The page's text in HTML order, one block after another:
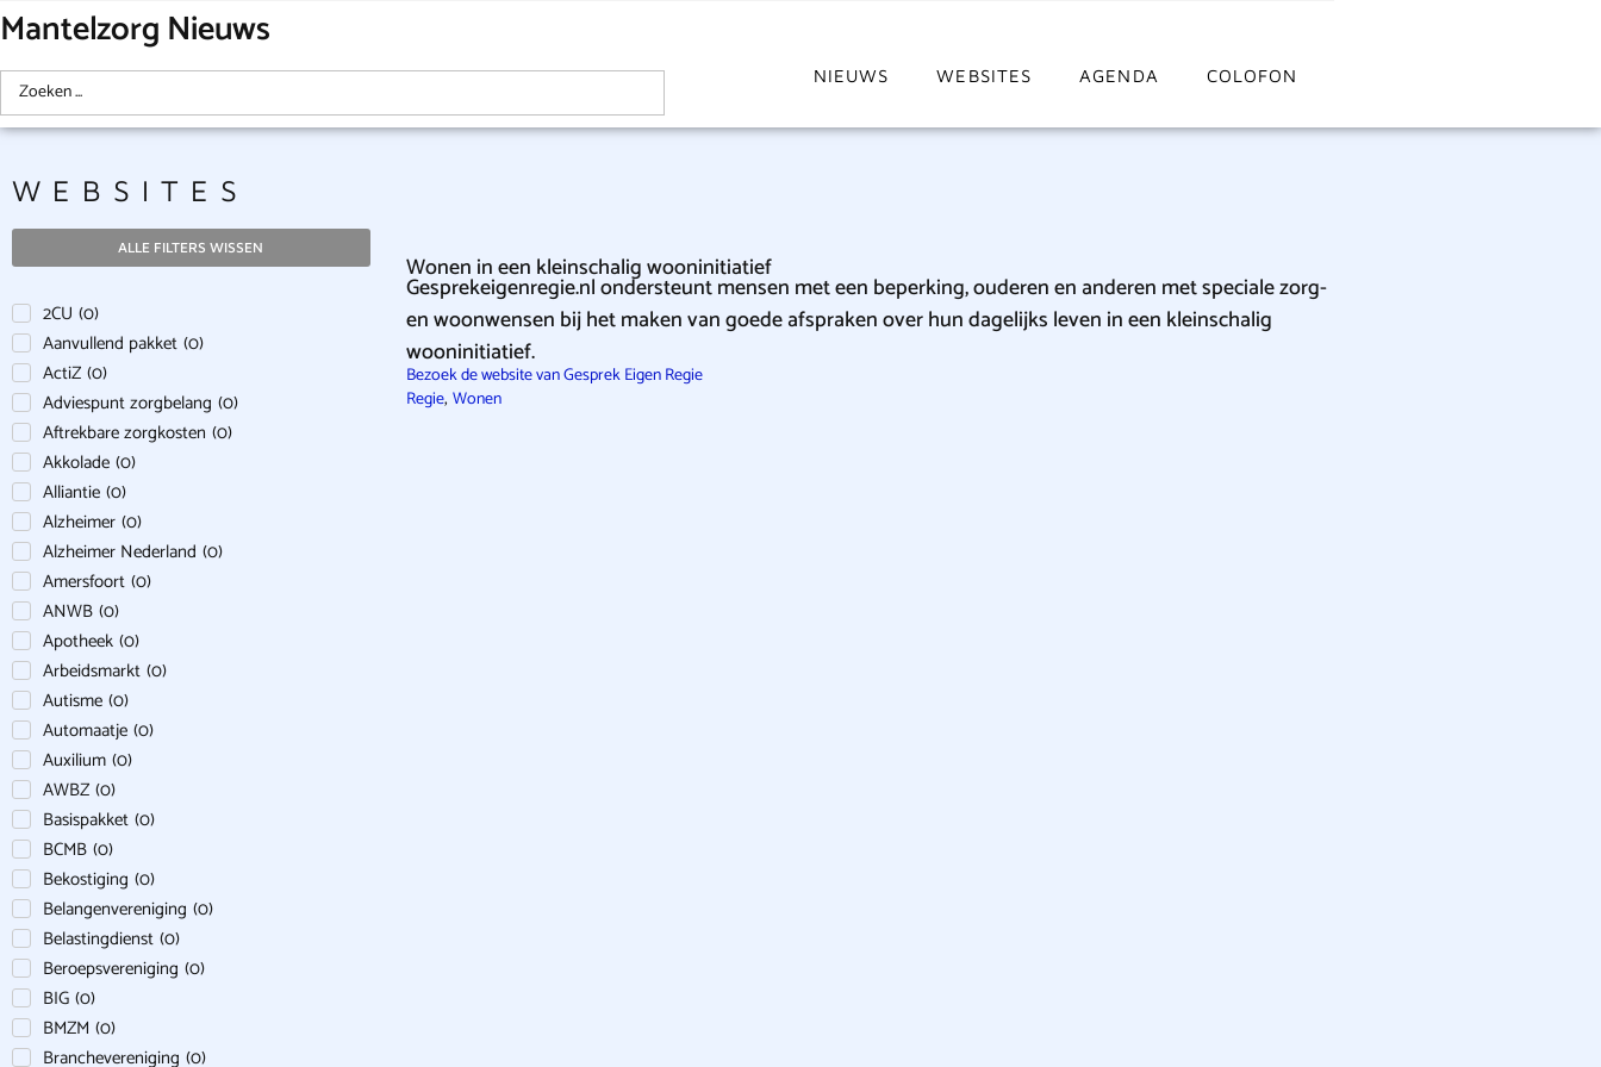
Mantelzorg Nieuws
NIEUWS WEBSITES AGENDA COLOFON
WEBSITES
ALLE FILTERS WISSEN
2CU (0)
Aanvullend pakket (0)
ActiZ (0)
Adviespunt zorgbelang (0)
Aftrekbare zorgkosten (0)
Akkolade (0)
Alliantie (0)
Alzheimer (0)
Alzheimer Nederland (0)
Amersfoort (0)
ANWB (0)
Apotheek (0)
Arbeidsmarkt (0)
Autisme (0)
Automaatje (0)
Auxilium (0)
AWBZ (0)
Basispakket (0)
BCMB (0)
Bekostiging (0)
Belangenvereniging (0)
Belastingdienst (0)
Beroepsvereniging (0)
BIG (0)
BMZM (0)
Branchevereniging (0)
Wonen in een kleinschalig wooninitiatief
Gesprekeigenregie.nl ondersteunt mensen met een beperking, ouderen en anderen met speciale zorg-
en woonwensen bij het maken van goede afspraken over hun dagelijks leven in een kleinschalig
wooninitiatief.
Bezoek de website van Gesprek Eigen Regie
Regie, Wonen